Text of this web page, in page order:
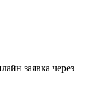
заявка через